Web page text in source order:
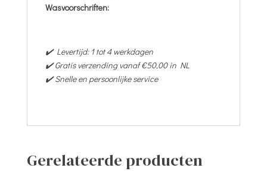
Wasvoorschriften:
✔️ Levertijd: 1 tot 4 werkdagen
✔️ Gratis verzending vanaf €50,00 in NL
✔️ Snelle en persoonlijke service
Gerelateerde producten